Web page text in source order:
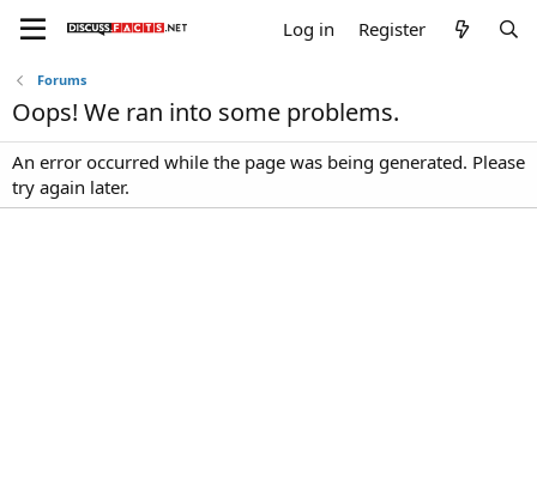
Log in Register
Forums
Oops! We ran into some problems.
An error occurred while the page was being generated. Please
try again later.